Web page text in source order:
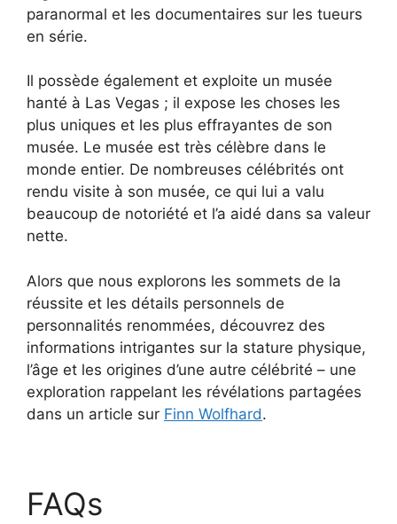
paranormal et les documentaires sur les tueurs
en série.
Il possède également et exploite un musée
hanté à Las Vegas ; il expose les choses les
plus uniques et les plus effrayantes de son
musée. Le musée est très célèbre dans le
monde entier. De nombreuses célébrités ont
rendu visite à son musée, ce qui lui a valu
beaucoup de notoriété et l’a aidé dans sa valeur
nette.
Alors que nous explorons les sommets de la
réussite et les détails personnels de
personnalités renommées, découvrez des
informations intrigantes sur la stature physique,
l’âge et les origines d’une autre célébrité – une
exploration rappelant les révélations partagées
dans un article sur Finn Wolfhard.
FAQs